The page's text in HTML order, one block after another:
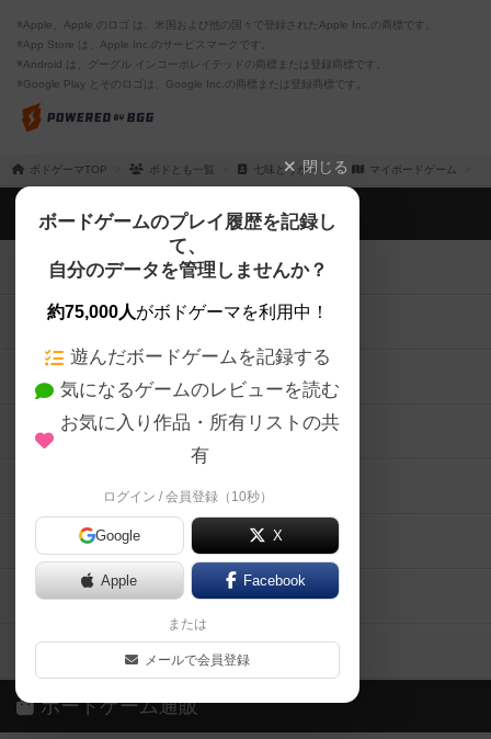
※Apple、Apple のロゴ は、米国および他の国々で登録されたApple Inc.の商標です。
※App Store は、Apple Inc.のサービスマークです。
※Android は、グーグル インコーポレイテッドの商標または登録商標です。
※Google Play とそのロゴは、Google Inc.の商標または登録商標です。
ボドゲーマTOP ボドとも一覧 七味とうがらし マイボードゲーム
閉じる
ボードゲームのプレイ履歴を記録し
て、
自分のデータを管理しませんか？
約75,000人がボドゲーマを利用中！
遊んだボードゲームを記録する
気になるゲームのレビューを読む
お気に入り作品・所有リストの共
有
ログイン / 会員登録（10秒）
Google X
Apple Facebook
または
メールで会員登録
ボドゲーマTOP
ボードゲームを検索する
ボードゲームの新着レビュー
ボードゲーム会情報
メカニクス特集
掲示板・トピックス
ボドとも・会員一覧
ボードゲーム業界コラム
ボドゲーマご利用案内
ボードゲーム通販